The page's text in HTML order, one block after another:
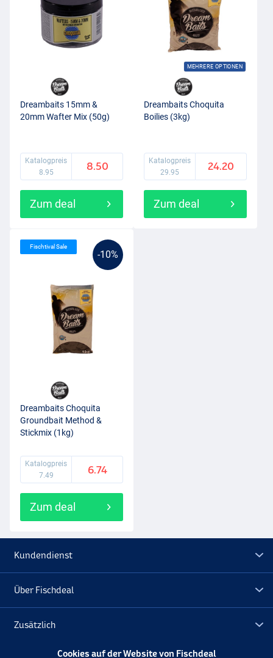
Dreambaits 15mm &
20mm Wafter Mix (50g)
Katalogpreis
8.95
8.50
Zum deal
MEHRERE OPTIONEN
Dreambaits Choquita
Boilies (3kg)
Katalogpreis
29.95
24.20
Zum deal
-10%
Fischtival Sale
Dreambaits Choquita
Groundbait Method &
Stickmix (1kg)
Katalogpreis
7.49
6.74
Zum deal
Kundendienst
Über Fischdeal
Zusätzlich
Cookies auf der Website von Fischdeal